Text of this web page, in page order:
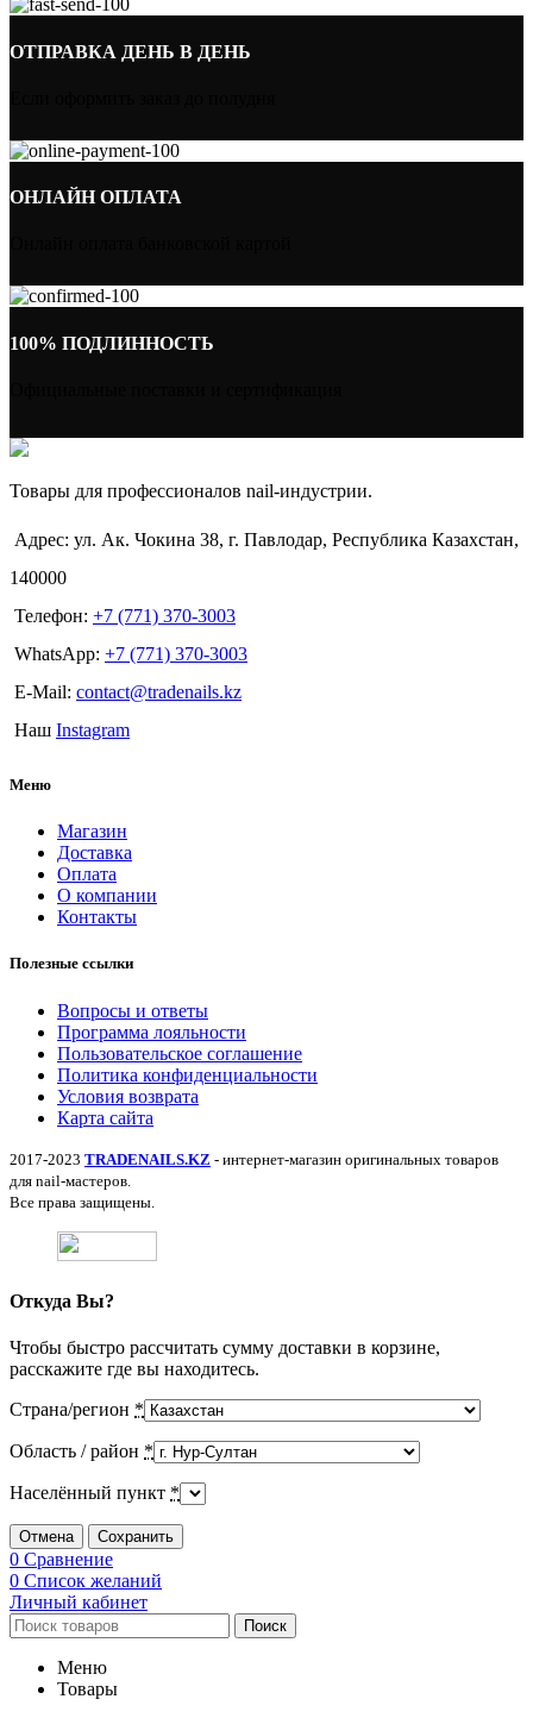
ОТПРАВКА ДЕНЬ В ДЕНЬ
ОНЛАЙН ОПЛАТА
100% ПОДЛИННОСТЬ
Товары для профессионалов nail-индустрии.
Адрес: ул. Ак. Чокина 38, г. Павлодар, Республика Казахстан,
140000
Телефон: +7 (771) 370-3003
WhatsApp: +7 (771) 370-3003
E-Mail: contact@tradenails.kz
Наш Instagram
Меню
Магазин
Доставка
Оплата
О компании
Контакты
Полезные ссылки
Вопросы и ответы
Программа лояльности
Пользовательское соглашение
Политика конфиденциальности
Условия возврата
Карта сайта
2017-2023 TRADENAILS.KZ - интернет-магазин оригинальных товаров
для nail-мастеров.
Все права защищены.
Откуда Вы?
Чтобы быстро рассчитать сумму доставки в корзине,
расскажите где вы находитесь.
Страна/регион *
Область / район *
Населённый пункт *
Отмена Сохранить
0 Сравнение
0 Список желаний
Личный кабинет
Поиск
Меню
Товары